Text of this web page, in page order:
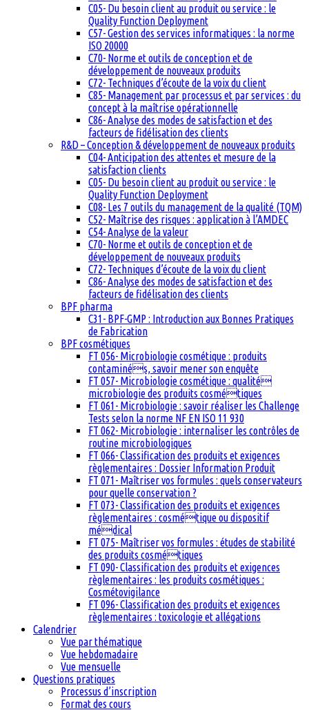
C05- Du besoin client au produit ou service : le
Quality Function Deployment
C57- Gestion des services informatiques : la norme
ISO 20000
C70- Norme et outils de conception et de
développement de nouveaux produits
C72- Techniques d’écoute de la voix du client
C85- Management par processus et par services : du
concept à la maîtrise opérationnelle
C86- Analyse des modes de satisfaction et des
facteurs de fidélisation des clients
R&D – Conception & développement de nouveaux produits
C04- Anticipation des attentes et mesure de la
satisfaction clients
C05- Du besoin client au produit ou service : le
Quality Function Deployment
C08- Les 7 outils du management de la qualité (TQM)
C52- Maîtrise des risques : application à l’AMDEC
C54- Analyse de la valeur
C70- Norme et outils de conception et de
développement de nouveaux produits
C72- Techniques d’écoute de la voix du client
C86- Analyse des modes de satisfaction et des
facteurs de fidélisation des clients
BPF pharma
C31- BPF-GMP : Introduction aux Bonnes Pratiques
de Fabrication
BPF cosmétiques
FT 056- Microbiologie cosmétique : produits
contaminés, savoir mener son enquête
FT 057- Microbiologie cosmétique : qualité
microbiologie des produits cosmétiques
FT 061- Microbiologie : savoir réaliser les Challenge
Tests selon la norme NF EN ISO 11 930
FT 062- Microbiologie : internaliser les contrôles de
routine microbiologiques
FT 066- Classification des produits et exigences
règlementaires : Dossier Information Produit
FT 071- Maîtriser vos formules : quels conservateurs
pour quelle conservation ?
FT 073- Classification des produits et exigences
règlementaires : cosmétique ou dispositif
médical
FT 075- Maîtriser vos formules : études de stabilité
des produits cosmétiques
FT 090- Classification des produits et exigences
règlementaires : les produits cosmétiques :
Cosmétovigilance
FT 096- Classification des produits et exigences
règlementaires : toxicologie et allégations
Calendrier
Vue par thématique
Vue hebdomadaire
Vue mensuelle
Questions pratiques
Processus d’inscription
Format des cours